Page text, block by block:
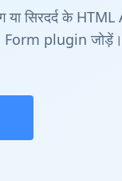
या सिरदर्द के HTML
plugin जोड़ें।